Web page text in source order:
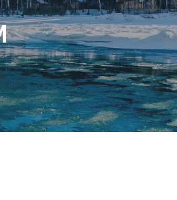
заняться
событий
маршрут